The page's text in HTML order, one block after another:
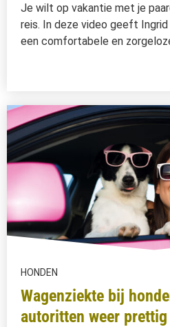
Je wilt op vakantie met je
reis. In deze video geeft
een comfortabele en
HONDEN
Wagenziekte bij
autoritten weer prettig